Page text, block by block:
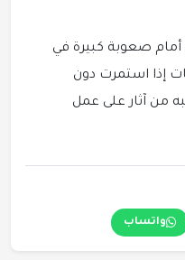
صعوبة كبيرة في
إذا استمرت دون
من آثار على عمل
واتساب